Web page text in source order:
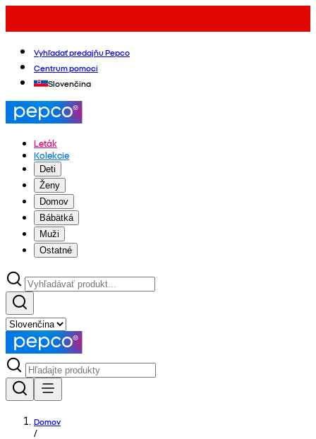
Vyhľadať predajňu Pepco
Centrum pomoci
Slovenčina
Leták
Kolekcie
Deti
Ženy
Domov
Bábätká
Muži
Ostatné
Domov
/